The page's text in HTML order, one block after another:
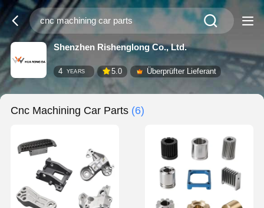
Shenzhen Rishenglong Co., Ltd.
4 YEARS 5.0 Überprüfter Lieferant
Cnc Machining Car Parts (6)